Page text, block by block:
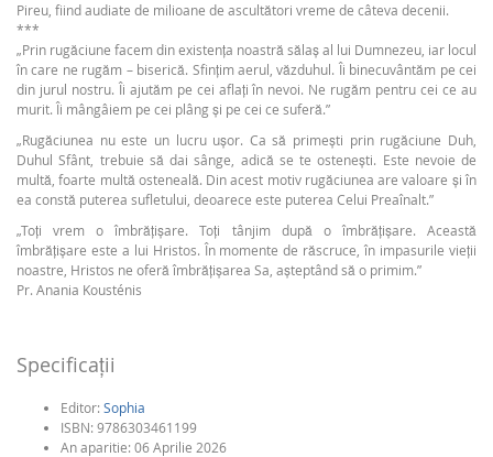
Pireu, fiind audiate de milioane de ascultători vreme de câteva decenii.
***
„Prin rugăciune facem din existența noastră sălaș al lui Dumnezeu, iar locul
în care ne rugăm – biserică. Sfințim aerul, văzduhul. Îi binecuvântăm pe cei
din jurul nostru. Îi ajutăm pe cei aflați în nevoi. Ne rugăm pentru cei ce au
murit. Îi mângâiem pe cei plâng și pe cei ce suferă.”
„Rugăciunea nu este un lucru ușor. Ca să primești prin rugăciune Duh,
Duhul Sfânt, trebuie să dai sânge, adică se te ostenești. Este nevoie de
multă, foarte multă osteneală. Din acest motiv rugăciunea are valoare și în
ea constă puterea sufletului, deoarece este puterea Celui Preaînalt.”
„Toți vrem o îmbrățișare. Toți tânjim după o îmbrățișare. Această
îmbrățișare este a lui Hristos. În momente de răscruce, în impasurile vieții
noastre, Hristos ne oferă îmbrățișarea Sa, așteptând să o primim.”
Pr. Anania Kousténis
Specificaţii
Editor: Sophia
ISBN: 9786303461199
An aparitie: 06 Aprilie 2026